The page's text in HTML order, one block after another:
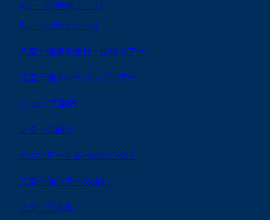
Aコース(3時間コース)
Bコース(半日コース)
八重干瀬修学旅行・団体ツアー
八重干瀬クルージングツアー
ショップ案内
スタッフ紹介
どのツアーを選べばいいの？
八重干瀬ツアーの流れ
スタッフ募集